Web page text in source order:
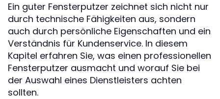
Ein guter Fensterputzer zeichnet sich nicht nur
durch technische Fähigkeiten aus, sondern
auch durch persönliche Eigenschaften und ein
Verständnis für Kundenservice. In diesem
Kapitel erfahren Sie, was einen professionellen
Fensterputzer ausmacht und worauf Sie bei
der Auswahl eines Dienstleisters achten
sollten.